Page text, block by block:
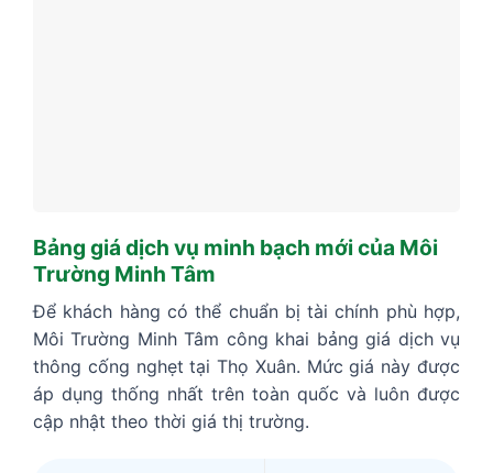
Bảng giá dịch vụ minh bạch mới của Môi
Trường Minh Tâm
Để khách hàng có thể chuẩn bị tài chính phù hợp,
Môi Trường Minh Tâm công khai bảng giá dịch vụ
thông cống nghẹt tại Thọ Xuân. Mức giá này được
áp dụng thống nhất trên toàn quốc và luôn được
cập nhật theo thời giá thị trường.